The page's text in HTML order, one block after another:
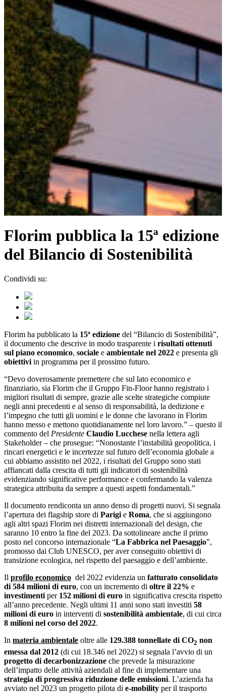
Florim pubblica la 15ª edizione
del Bilancio di Sostenibilità
Condividi su:
Florim ha pubblicato la 15ª edizione del “Bilancio di Sostenibilità”,
il documento che descrive in modo trasparente i risultati ottenuti
sul piano economico, sociale e ambientale nel 2022 e presenta gli
obiettiviin programma per il prossimo futuro.
“Devo doverosamente premettere che sul lato economico e
finanziario, sia Florim che il Gruppo Fin-Floor hanno registrato i
migliori risultati di sempre, grazie alle scelte strategiche compiute
negli anni precedenti e al senso di responsabilità, la dedizione e
l’impegno che tutti gli uomini e le donne che lavorano in Florim
hanno messo e mettono quotidianamente nel loro lavoro.” – questo il
commento del Presidente Claudio Lucchese nella lettera agli
Stakeholder – che prosegue: “Nonostante l’instabilità geopolitica, i
rincari energetici e le incertezze sul futuro dell’economia globale a
cui abbiamo assistito nel 2022, i risultati del Gruppo sono stati
affiancati dalla crescita di tutti gli indicatori di sostenibilità
evidenziando significative performance e confermando la valenza
strategica attribuita da sempre a questi aspetti fondamentali.”
Il documento rendiconta un anno denso di progetti nuovi. Si segnala
l’apertura dei flagship store di Parigie Roma, che si aggiungono
agli altri spazi Florim nei distretti internazionali del design, che
saranno 10 entro la fine del 2023. Da sottolineare anche il primo
posto nel concorso internazionale “La Fabbrica nel Paesaggio”,
promosso dai Club UNESCO, per aver conseguito obiettivi di
transizione ecologica, nel rispetto del paesaggio e dell’ambiente.
Il profilo economico del 2022 evidenzia un fatturato consolidato
di 584 milioni di euro, con un incremento di oltre il 22% e
investimentiper 152 milioni di euro in significativa crescita rispetto
all’anno precedente. Negli ultimi 11 anni sono stati investiti 58
milioni di euro in interventi di sostenibilità ambientale, di cui circa
8 milioni nel corso del 2022.
In materia ambientale oltre alle 129.388 tonnellate di CO2 non
emessa dal 2012 (di cui 18.346 nel 2022) si segnala l’avvio di un
progetto di decarbonizzazione che prevede la misurazione
dell’impatto delle attività aziendali al fine di implementare una
strategia di progressiva riduzione delle emissioni. L’azienda ha
avviato nel 2023 un progetto pilota di e-mobility per il trasporto